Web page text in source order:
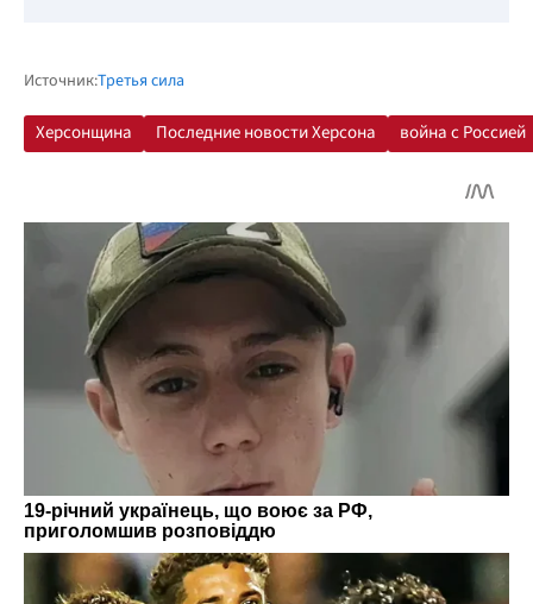
Источник:Третья сила
Херсонщина Последние новости Херсона война с Россией